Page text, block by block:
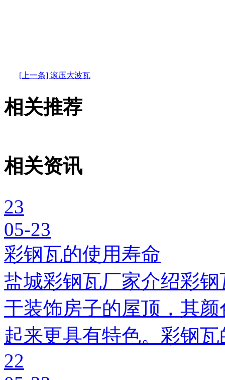
[上一条] 滚压大波瓦
相关推荐
相关资讯
23
05-23
彩钢瓦的使用寿命
盐城彩钢瓦厂家介绍彩
于装饰房子的屋顶，其
起来更具有特色。彩钢
22